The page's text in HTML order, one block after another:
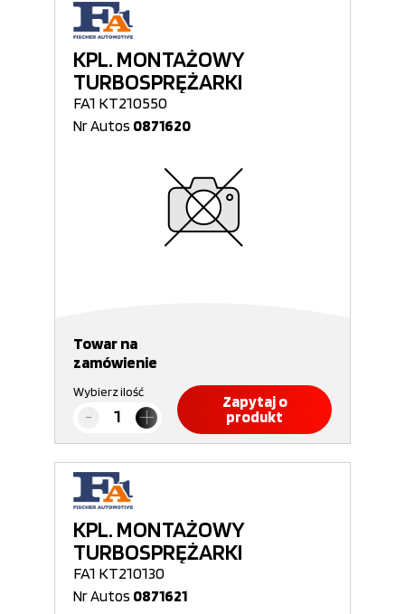
KPL. MONTAŻOWY
TURBOSPRĘŻARKI
FA1 KT210550
Nr Autos 0871620
Towar na
zamówienie
Wybierz ilość
Zapytaj o
produkt
KPL. MONTAŻOWY
TURBOSPRĘŻARKI
FA1 KT210130
Nr Autos 0871621